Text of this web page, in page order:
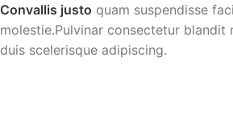
Convallis justo quam suspendisse
molestie.Pulvinar consectetur
duis scelerisque adipiscing.